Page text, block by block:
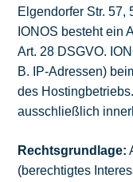
Elgendorfer Str. 57,
IONOS besteht ein
Art. 28 DSGVO.
B. IP-Adressen)
des
ausschließlich
Rechtsgrundlage:
(berechtigtes